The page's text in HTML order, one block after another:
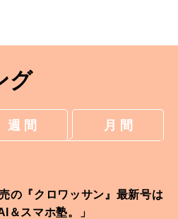
グ
週 間 月 間
の『クロワッサン』最新号は
＆スマホ塾。」